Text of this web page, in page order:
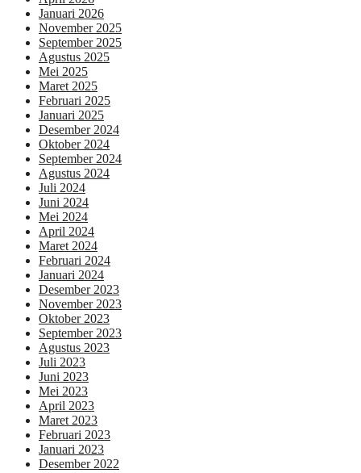
Januari 2026
November 2025
September 2025
Agustus 2025
Mei 2025
Maret 2025
Februari 2025
Januari 2025
Desember 2024
Oktober 2024
September 2024
Agustus 2024
Juli 2024
Juni 2024
Mei 2024
April 2024
Maret 2024
Februari 2024
Januari 2024
Desember 2023
November 2023
Oktober 2023
September 2023
Agustus 2023
Juli 2023
Juni 2023
Mei 2023
April 2023
Maret 2023
Februari 2023
Januari 2023
Desember 2022